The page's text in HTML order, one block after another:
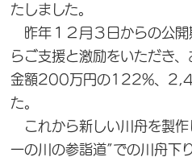
たしました。
昨年１２月３日からの公開
らご支援と激励をいただき
金額200万円の122%、
た。
これから新しい川舟を製作
一の川の参詣道”での川舟下